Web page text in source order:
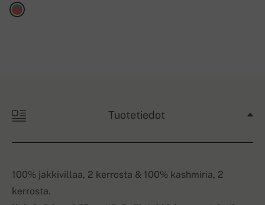
Tuotetiedot
100% jakkivillaa, 2 kerrosta & 100% kashmiria, 2
kerrosta.